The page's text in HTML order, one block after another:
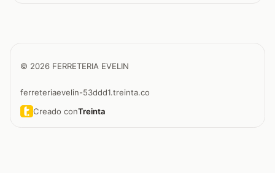
© 2026 FERRETERIA EVELIN
ferreteriaevelin-53ddd1.treinta.co
Creado conTreinta